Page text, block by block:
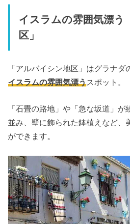
イスラムの雰囲気漂う
区」
「アルバイシン地区」はグラナダ
イスラムの雰囲気漂う スポット。
「石畳の路地」や「急な坂道」
並み、壁に飾られた鉢植えなど、
ができます。